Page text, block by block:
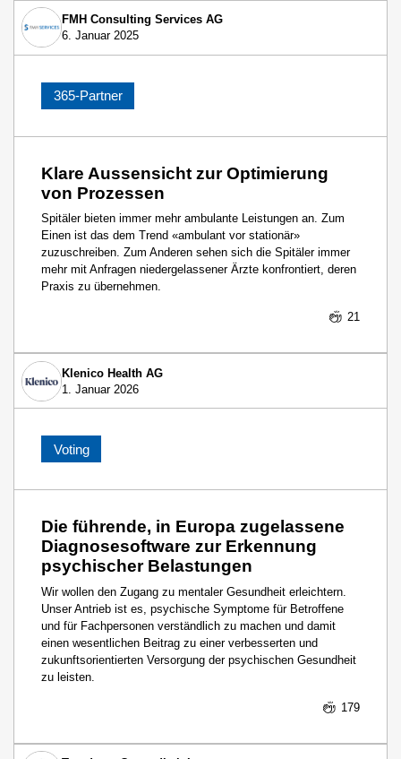
FMH Consulting Services AG
6. Januar 2025
365-Partner
Klare Aussensicht zur Optimierung
von Prozessen
Spitäler bieten immer mehr ambulante Leistungen an. Zum
Einen ist das dem Trend «ambulant vor stationär»
zuzuschreiben. Zum Anderen sehen sich die Spitäler immer
mehr mit Anfragen niedergelassener Ärzte konfrontiert, deren
Praxis zu übernehmen.
21
Klenico Health AG
1. Januar 2026
Voting
Die führende, in Europa zugelassene
Diagnosesoftware zur Erkennung
psychischer Belastungen
Wir wollen den Zugang zu mentaler Gesundheit erleichtern.
Unser Antrieb ist es, psychische Symptome für Betroffene
und für Fachpersonen verständlich zu machen und damit
einen wesentlichen Beitrag zu einer verbesserten und
zukunftsorientierten Versorgung der psychischen Gesundheit
zu leisten.
179